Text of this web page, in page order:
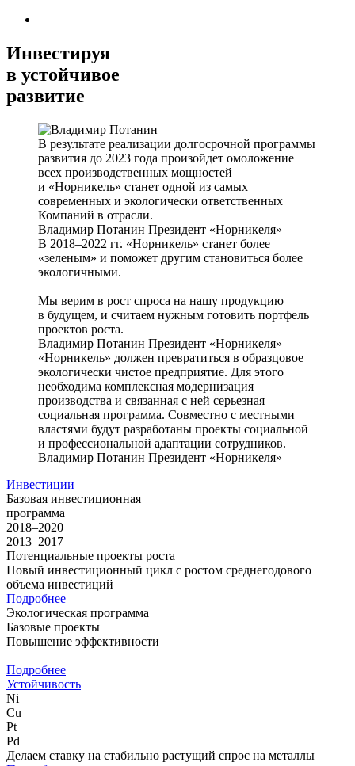
Инвестируя
в устойчивое
развитие
В результате реализации долгосрочной программы
развития до 2023 года произойдет омоложение
всех производственных мощностей
и «Норникель» станет одной из самых
современных и экологически ответственных
Компаний в отрасли.
Владимир Потанин Президент «Норникеля»
В 2018–2022 гг. «Норникель» станет более
«зеленым» и поможет другим становиться более
экологичными.
Мы верим в рост спроса на нашу продукцию
в будущем, и считаем нужным готовить портфель
проектов роста.
Владимир Потанин Президент «Норникеля»
«Норникель» должен превратиться в образцовое
экологически чистое предприятие. Для этого
необходима комплексная модернизация
производства и связанная с ней серьезная
социальная программа. Совместно с местными
властями будут разработаны проекты социальной
и профессиональной адаптации сотрудников.
Владимир Потанин Президент «Норникеля»
Инвестиции
Базовая инвестиционная
программа
2018–2020
2013–2017
Потенциальные проекты роста
Новый инвестиционный цикл с ростом среднегодового
объема инвестиций
Подробнее
Экологическая программа
Базовые проекты
Повышение эффективности
Подробнее
Устойчивость
Ni
Cu
Pt
Pd
Делаем ставку на стабильно растущий спрос на металлы